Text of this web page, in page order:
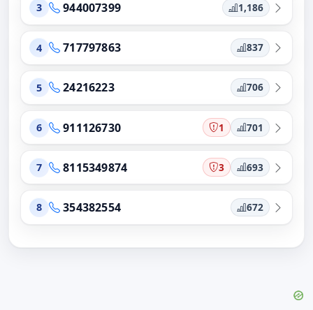
3 944007399 1,186
4 717797863 837
5 24216223 706
6 911126730 1 701
7 8115349874 3 693
8 354382554 672